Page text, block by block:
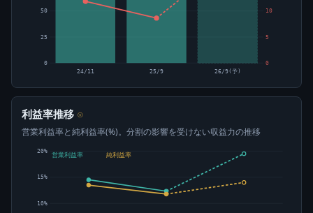
0
25
50
0
5
10
24/11 25/9 26/9(予)
利益率推移 ⊙
営業利益率と純利益率(%)。分割の影響を受けない収益力の推移
10%
15%
20%
営業利益率 純利益率